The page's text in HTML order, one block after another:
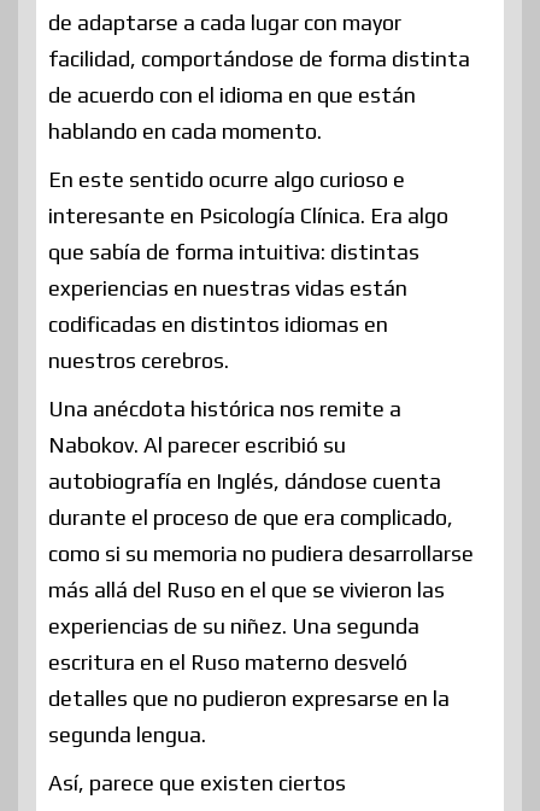
de adaptarse a cada lugar con mayor
facilidad, comportándose de forma distinta
de acuerdo con el idioma en que están
hablando en cada momento.
En este sentido ocurre algo curioso e
interesante en Psicología Clínica. Era algo
que sabía de forma intuitiva: distintas
experiencias en nuestras vidas están
codificadas en distintos idiomas en
nuestros cerebros.
Una anécdota histórica nos remite a
Nabokov. Al parecer escribió su
autobiografía en Inglés, dándose cuenta
durante el proceso de que era complicado,
como si su memoria no pudiera desarrollarse
más allá del Ruso en el que se vivieron las
experiencias de su niñez. Una segunda
escritura en el Ruso materno desveló
detalles que no pudieron expresarse en la
segunda lengua.
Así, parece que existen ciertos